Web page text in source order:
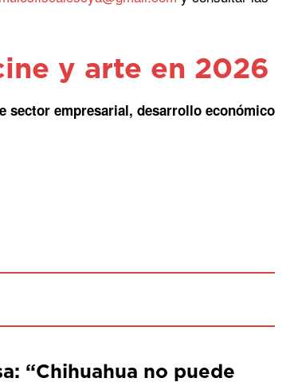
y arte en 2026
sector empresarial, desarrollo económico
“Chihuahua no puede